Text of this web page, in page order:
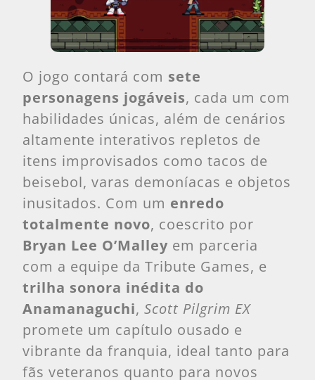
O jogo contará com sete
personagens jogáveis, cada um com
habilidades únicas, além de cenários
altamente interativos repletos de
itens improvisados como tacos de
beisebol, varas demoníacas e objetos
inusitados. Com um enredo
totalmente novo, coescrito por
Bryan Lee O’Malley em parceria
com a equipe da Tribute Games, e
trilha sonora inédita do
Anamanaguchi, Scott Pilgrim EX
promete um capítulo ousado e
vibrante da franquia, ideal tanto para
fãs veteranos quanto para novos